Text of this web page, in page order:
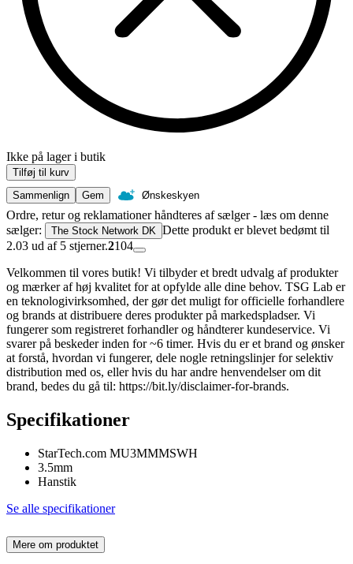
Ikke på lager i butik
Tilføj til kurv
Sammenlign
Gem Ønskeskyen
Ordre, retur og reklamationer håndteres af sælger - læs om denne
sælger:
The Stock Network DK Dette produkt er blevet bedømt til
2.03 ud af 5 stjerner.2104
Velkommen til vores butik! Vi tilbyder et bredt udvalg af produkter
og mærker af høj kvalitet for at opfylde alle dine behov. TSG Lab er
en teknologivirksomhed, der gør det muligt for officielle forhandlere
og brands at distribuere deres produkter på markedspladser. Vi
fungerer som registreret forhandler og håndterer kundeservice. Vi
svarer på beskeder inden for ~6 timer. Hvis du er et brand og ønsker
at forstå, hvordan vi fungerer, dele nogle retningslinjer for selektiv
distribution med os, eller hvis du har andre henvendelser om dit
brand, bedes du gå til: https://bit.ly/disclaimer-for-brands.
Specifikationer
StarTech.com MU3MMMSWH
3.5mm
Hanstik
Se alle specifikationer
Mere om produktet